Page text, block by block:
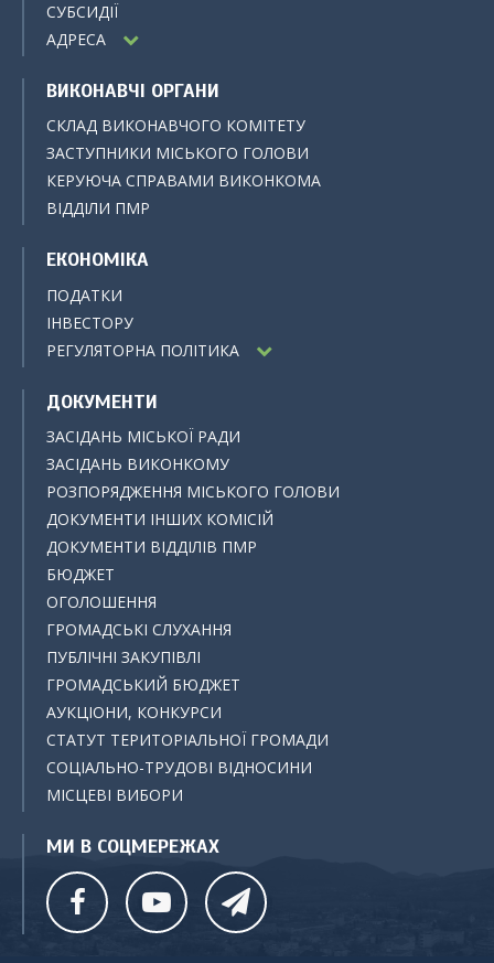
СУБСИДІЇ
АДРЕСА
ВИКОНАВЧІ ОРГАНИ
СКЛАД ВИКОНАВЧОГО КОМІТЕТУ
ЗАСТУПНИКИ МІСЬКОГО ГОЛОВИ
КЕРУЮЧА СПРАВАМИ ВИКОНКОМА
ВІДДІЛИ ПМР
ЕКОНОМІКА
ПОДАТКИ
ІНВЕСТОРУ
РЕГУЛЯТОРНА ПОЛІТИКА
ДОКУМЕНТИ
ЗАСІДАНЬ МІСЬКОЇ РАДИ
ЗАСІДАНЬ ВИКОНКОМУ
РОЗПОРЯДЖЕННЯ МІСЬКОГО ГОЛОВИ
ДОКУМЕНТИ ІНШИХ КОМІСІЙ
ДОКУМЕНТИ ВІДДІЛІВ ПМР
БЮДЖЕТ
ОГОЛОШЕННЯ
ГРОМАДСЬКІ СЛУХАННЯ
ПУБЛІЧНІ ЗАКУПІВЛІ
ГРОМАДСЬКИЙ БЮДЖЕТ
АУКЦІОНИ, КОНКУРСИ
СТАТУТ ТЕРИТОРІАЛЬНОЇ ГРОМАДИ
СОЦІАЛЬНО-ТРУДОВІ ВІДНОСИНИ
МІСЦЕВІ ВИБОРИ
МИ В СОЦМЕРЕЖАХ